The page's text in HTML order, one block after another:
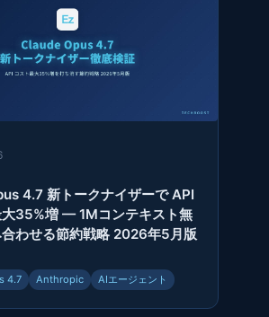
4.7 新トークナイザーで API
大35%増 — 1Mコンテキスト無
わせる節約戦略 2026年5月版
4.7 Anthropic AIエージェント